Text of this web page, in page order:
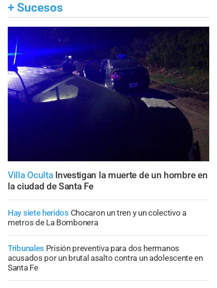
+ Sucesos
Villa Oculta Investigan la muerte de un hombre en
la ciudad de Santa Fe
Hay siete heridos Chocaron un tren y un colectivo a
metros de La Bombonera
Tribunales Prisión preventiva para dos hermanos
acusados por un brutal asalto contra un adolescente en
Santa Fe